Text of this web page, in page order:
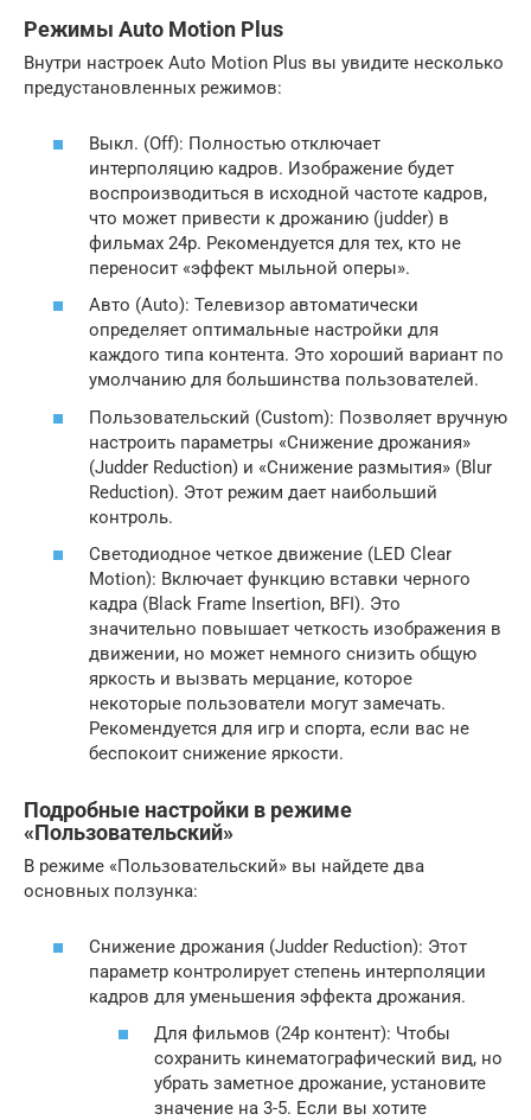
Режимы Auto Motion Plus
Внутри настроек Auto Motion Plus вы увидите несколько
предустановленных режимов:
Выкл. (Off): Полностью отключает
интерполяцию кадров. Изображение будет
воспроизводиться в исходной частоте кадров,
что может привести к дрожанию (judder) в
фильмах 24p. Рекомендуется для тех, кто не
переносит «эффект мыльной оперы».
Авто (Auto): Телевизор автоматически
определяет оптимальные настройки для
каждого типа контента. Это хороший вариант по
умолчанию для большинства пользователей.
Пользовательский (Custom): Позволяет вручную
настроить параметры «Снижение дрожания»
(Judder Reduction) и «Снижение размытия» (Blur
Reduction). Этот режим дает наибольший
контроль.
Светодиодное четкое движение (LED Clear
Motion): Включает функцию вставки черного
кадра (Black Frame Insertion, BFI). Это
значительно повышает четкость изображения в
движении, но может немного снизить общую
яркость и вызвать мерцание, которое
некоторые пользователи могут замечать.
Рекомендуется для игр и спорта, если вас не
беспокоит снижение яркости.
Подробные настройки в режиме
«Пользовательский»
В режиме «Пользовательский» вы найдете два
основных ползунка:
Снижение дрожания (Judder Reduction): Этот
параметр контролирует степень интерполяции
кадров для уменьшения эффекта дрожания.
Для фильмов (24p контент): Чтобы
сохранить кинематографический вид, но
убрать заметное дрожание, установите
значение на 3-5. Если вы хотите